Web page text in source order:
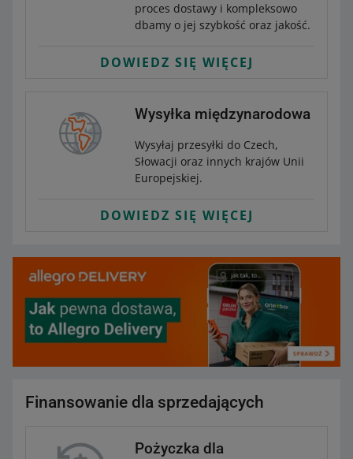
proces dostawy i kompleksowo
dbamy o jej szybkość oraz jakość.
DOWIEDZ SIĘ WIĘCEJ
Wysyłka międzynarodowa
Wysyłaj przesyłki do Czech,
Słowacji oraz innych krajów Unii
Europejskiej.
DOWIEDZ SIĘ WIĘCEJ
Finansowanie dla sprzedających
Pożyczka dla